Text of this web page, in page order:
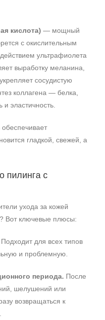
кислота) — мощный
с окислительным
ультрафиолета
выработку меланина,
сосудистую
коллагена — белка,
и эластичность.
гладкой, свежей, а
пилинга с
ухода за кожей
Вот ключевые плюсы:
Подходит для всех типов
и проблемную.
периода. После
шелушений или
возвращаться к
58-89